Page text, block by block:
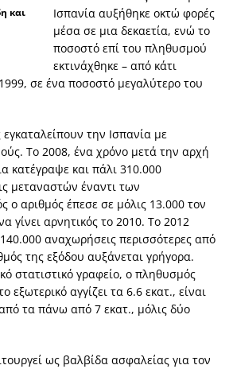
και
Ισπανία αυξήθηκε οκτώ φορές
μέσα σε μια δεκαετία, ενώ το
ποσοστό επί του πληθυσμού
εκτινάχθηκε – από κάτι
σε ένα ποσοστό μεγαλύτερο του
την Ισπανία με
Το 2008, ένα χρόνο μετά την αρχή
κατέγραψε και πάλι 310.000
μεταναστών έναντι των
αριθμός έπεσε σε μόλις 13.000 τον
γίνει αρνητικός το 2010. Το 2012
αναχωρήσεις περισσότερες από
της εξόδου αυξάνεται γρήγορα.
στατιστικό γραφείο, ο πληθυσμός
εξωτερικό αγγίζει τα 6.6 εκατ., είναι
τα πάνω από 7 εκατ., μόλις δύο
ως βαλβίδα ασφαλείας για τον